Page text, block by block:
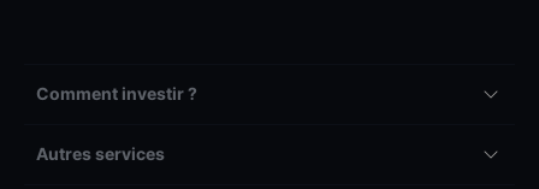
Comment investir ?
Autres services